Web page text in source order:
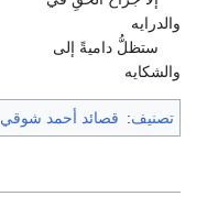
والدرايه
ستظلُّ داميةً إلى
والشكايه
تصنيف: قصائد أحمد شوقي